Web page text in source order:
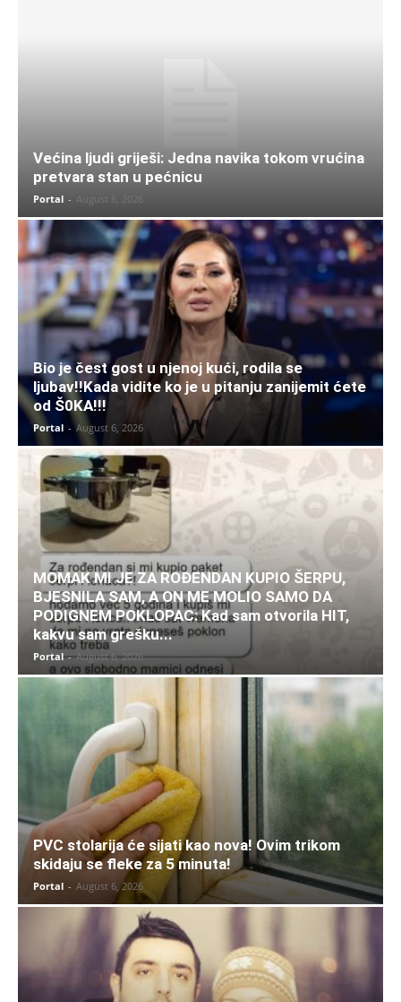
Većina ljudi griješi: Jedna navika tokom vrućina
pretvara stan u pećnicu
Portal - August 6, 2026
Bio je čest gost u njenoj kući, rodila se
ljubav!!Kada vidite ko je u pitanju zanijemit ćete
od Š0KA!!!
Portal - August 6, 2026
MOMAK MI JE ZA ROĐENDAN KUPIO ŠERPU,
BJESNILA SAM, A ON ME MOLIO SAMO DA
PODIGNEM POKLOPAC: Kad sam otvorila HIT,
kakvu sam grešku...
Portal - August 6, 2026
PVC stolarija će sijati kao nova! Ovim trikom
skidaju se fleke za 5 minuta!
Portal - August 6, 2026